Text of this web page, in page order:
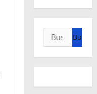
Buscar: